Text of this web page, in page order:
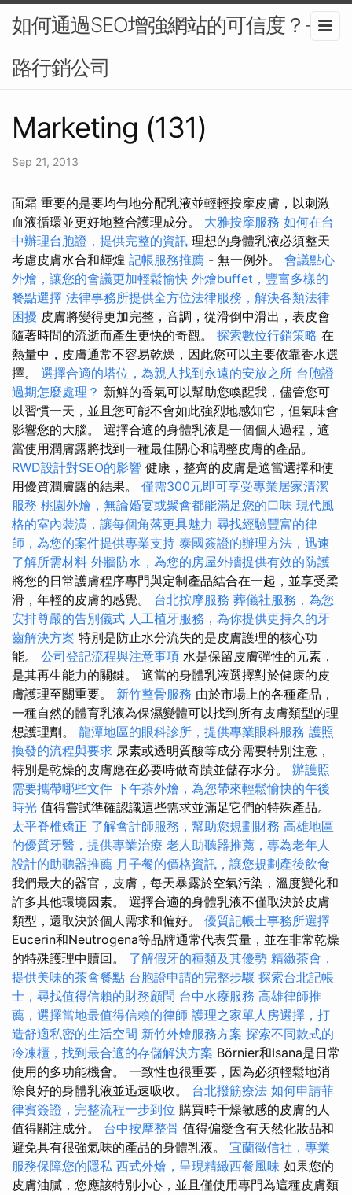
如何通過SEO增強網站的可信度？-網
路行銷公司
Marketing (131)
Sep 21, 2013
面霜 重要的是要均勻地分配乳液並輕輕按摩皮膚，以刺激
血液循環並更好地整合護理成分。 大雅按摩服務 如何在台
中辦理台胞證，提供完整的資訊 理想的身體乳液必須整天
考慮皮膚水合和輝煌 記帳服務推薦 - 無一例外。 會議點心
外燴，讓您的會議更加輕鬆愉快 外燴buffet，豐富多樣的
餐點選擇 法律事務所提供全方位法律服務，解決各類法律
困擾 皮膚將變得更加完整，音調，從滑倒中滑出，表皮會
隨著時間的流逝而產生更快的奇觀。 探索數位行銷策略 在
熱量中，皮膚通常不容易乾燥，因此您可以主要依靠香水選
擇。 選擇合適的塔位，為親人找到永遠的安放之所 台胞證
過期怎麼處理？ 新鮮的香氣可以幫助您喚醒我，儘管您可
以習慣一天，並且您可能不會如此強烈地感知它，但氣味會
影響您的大腦。 選擇合適的身體乳液是一個個人過程，適
當使用潤膚露將找到一種最佳關心和調整皮膚的產品。
RWD設計對SEO的影響 健康，整齊的皮膚是適當選擇和使
用優質潤膚露的結果。 僅需300元即可享受專業居家清潔
服務 桃園外燴，無論婚宴或聚會都能滿足您的口味 現代風
格的室內裝潢，讓每個角落更具魅力 尋找經驗豐富的律
師，為您的案件提供專業支持 泰國簽證的辦理方法，迅速
了解所需材料 外牆防水，為您的房屋外牆提供有效的防護
將您的日常護膚程序專門與定制產品結合在一起，並享受柔
滑，年輕的皮膚的感覺。 台北按摩服務 葬儀社服務，為您
安排尊嚴的告別儀式 人工植牙服務，為你提供更持久的牙
齒解決方案 特別是防止水分流失的是皮膚護理的核心功
能。 公司登記流程與注意事項 水是保留皮膚彈性的元素，
是其再生能力的關鍵。 適當的身體乳液選擇對於健康的皮
膚護理至關重要。 新竹整骨服務 由於市場上的各種產品，
一種自然的體育乳液為保濕變體可以找到所有皮膚類型的理
想護理劑。 龍潭地區的眼科診所，提供專業眼科服務 護照
換發的流程與要求 尿素或透明質酸等成分需要特別注意，
特別是乾燥的皮膚應在必要時做奇蹟並儲存水分。 辦護照
需要攜帶哪些文件 下午茶外燴，為您帶來輕鬆愉快的午後
時光 值得嘗試準確認識這些需求並滿足它們的特殊產品。
太平脊椎矯正 了解會計師服務，幫助您規劃財務 高雄地區
的優質牙醫，提供專業治療 老人助聽器推薦，專為老年人
設計的助聽器推薦 月子餐的價格資訊，讓您規劃產後飲食
我們最大的器官，皮膚，每天暴露於空氣污染，溫度變化和
許多其他環境因素。 選擇合適的身體乳液不僅取決於皮膚
類型，還取決於個人需求和偏好。 優質記帳士事務所選擇
Eucerin和Neutrogena等品牌通常代表質量，並在非常乾燥
的特殊護理中贖回。 了解假牙的種類及其優勢 精緻茶會，
提供美味的茶會餐點 台胞證申請的完整步驟 探索台北記帳
士，尋找值得信賴的財務顧問 台中水療服務 高雄律師推
薦，選擇當地最值得信賴的律師 護理之家單人房選擇，打
造舒適私密的生活空間 新竹外燴服務方案 探索不同款式的
冷凍櫃，找到最合適的存儲解決方案 Börnier和Isana是日常
使用的多功能機會。 一致性也很重要，因為必須輕鬆地消
除良好的身體乳液並迅速吸收。 台北撥筋療法 如何申請菲
律賓簽證，完整流程一步到位 購買時干燥敏感的皮膚的人
值得關注成分。 台中按摩整骨 值得偏愛含有天然化妝品和
避免具有很強氣味的產品的身體乳液。 宜蘭徵信社，專業
服務保障您的隱私 西式外燴，呈現精緻西餐風味 如果您的
皮膚油膩，您應該特別小心，並且僅使用專門為這種皮膚類